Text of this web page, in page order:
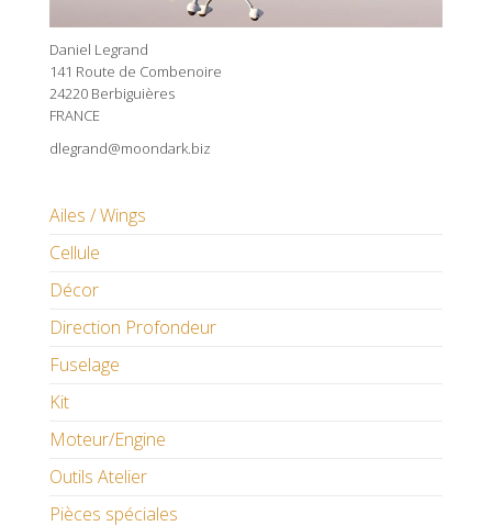
Daniel Legrand
141 Route de Combenoire
24220 Berbiguières
FRANCE
dlegrand@moondark.biz
Ailes / Wings
Cellule
Décor
Direction Profondeur
Fuselage
Kit
Moteur/Engine
Outils Atelier
Pièces spéciales